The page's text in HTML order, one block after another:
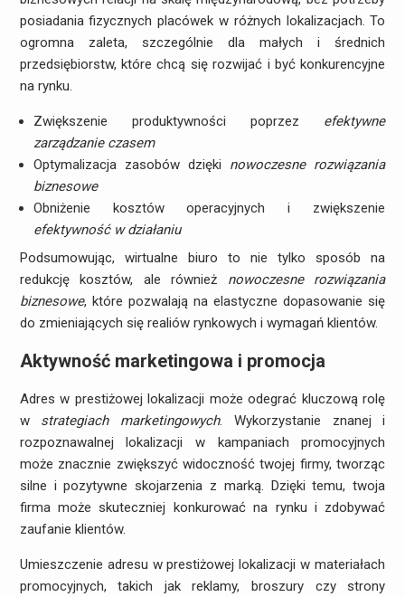
posiadania fizycznych placówek w różnych lokalizacjach. To
ogromna zaleta, szczególnie dla małych i średnich
przedsiębiorstw, które chcą się rozwijać i być konkurencyjne
na rynku.
Zwiększenie produktywności poprzez efektywne
zarządzanie czasem
Optymalizacja zasobów dzięki nowoczesne rozwiązania
biznesowe
Obniżenie kosztów operacyjnych i zwiększenie
efektywność w działaniu
Podsumowując, wirtualne biuro to nie tylko sposób na
redukcję kosztów, ale również nowoczesne rozwiązania
biznesowe, które pozwalają na elastyczne dopasowanie się
do zmieniających się realiów rynkowych i wymagań klientów.
Aktywność marketingowa i promocja
Adres w prestiżowej lokalizacji może odegrać kluczową rolę
w strategiach marketingowych. Wykorzystanie znanej i
rozpoznawalnej lokalizacji w kampaniach promocyjnych
może znacznie zwiększyć widoczność twojej firmy, tworząc
silne i pozytywne skojarzenia z marką. Dzięki temu, twoja
firma może skuteczniej konkurować na rynku i zdobywać
zaufanie klientów.
Umieszczenie adresu w prestiżowej lokalizacji w materiałach
promocyjnych, takich jak reklamy, broszury czy strony